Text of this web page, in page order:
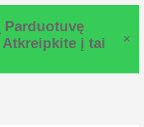
Parduotuvę
Atkreipkite į tai
×